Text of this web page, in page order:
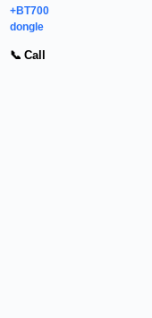
+BT700
dongle
📞 Call